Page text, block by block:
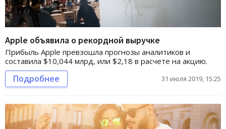
Apple объявила о рекордной выручке
Прибыль Apple превзошла прогнозы аналитиков и
составила $10,044 млрд, или $2,18 в расчете на акцию.
Подробнее 31 июля 2019, 15:25